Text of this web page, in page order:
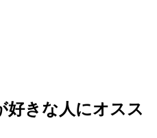
好きな人にオスス